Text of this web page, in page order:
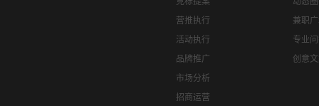
营推执行
活动执行
品牌推广
市场分析
招商运营
兼职
专业
创意